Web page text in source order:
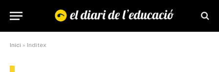
Inici » Inditex